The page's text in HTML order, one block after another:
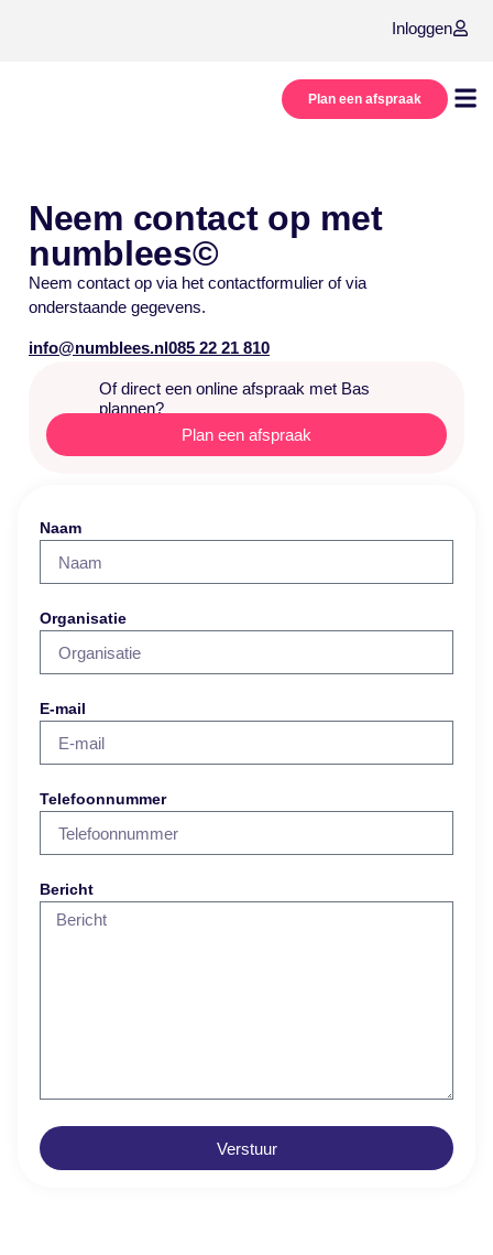
Inloggen
Plan een afspraak
Neem contact op met
numblees©
Neem contact op via het contactformulier of via
onderstaande gegevens.
info@numblees.nl085 22 21 810
Of direct een online afspraak met Bas
plannen?
Plan een afspraak
Naam
Organisatie
E-mail
Telefoonnummer
Bericht
Verstuur